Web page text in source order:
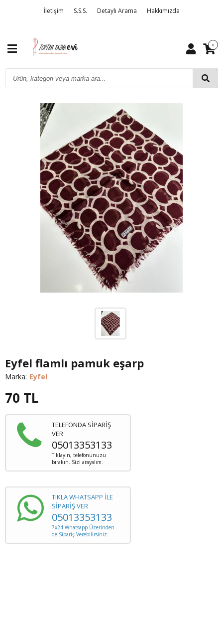
İletişim S.S.S. Detaylı Arama Hakkımızda
0
Eyfel flamlı pamuk eşarp
Marka: Eyfel
70 TL
TELEFONDA SİPARİŞ
VER
05013353133
Tıklayın, telefonunuzu
bırakın. Sizi arayalım.
TIKLA WHATSAPP İLE
SİPARİŞ VER
05013353133
7x24 Whatsapp Üzerinden
de Sipariş Verebilirsiniz.